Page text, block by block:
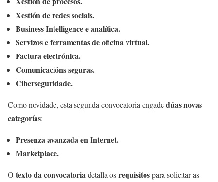
Xestión de redes sociais.
Business Intelligence e analítica.
Servizos e ferramentas de oficina virtual.
Factura electrónica.
Comunicacións seguras.
Ciberseguridade.
Como novidade, esta segunda convocatoria engadedúas novas
categorías:
Presenza avanzada en Internet.
Marketplace.
O texto da convocatoriadetalla osrequisitospara solicitar as